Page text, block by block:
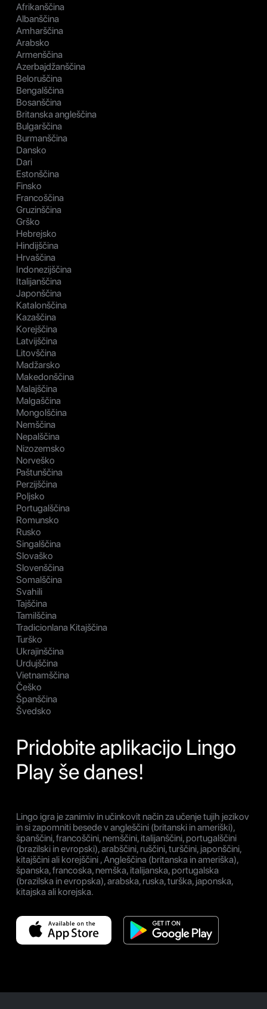
Afrikanščina
Albanščina
Amharščina
Arabsko
Armenščina
Azerbajdžanščina
Beloruščina
Bengalščina
Bosanščina
Britanska angleščina
Bulgarščina
Burmanščina
Dansko
Dari
Estonščina
Finsko
Francoščina
Gruzinščina
Grško
Hebrejsko
Hindijščina
Hrvaščina
Indonezijščina
Italijanščina
Japonščina
Katalonščina
Kazaščina
Korejščina
Latvijščina
Litovščina
Madžarsko
Makedonščina
Malajščina
Malgaščina
Mongolščina
Nemščina
Nepalščina
Nizozemsko
Norveško
Paštunščina
Perzijščina
Poljsko
Portugalščina
Romunsko
Rusko
Singalščina
Slovaško
Slovenščina
Somalščina
Svahili
Tajščina
Tamilščina
Tradicionlana Kitajščina
Turško
Ukrajinščina
Urdujščina
Vietnamščina
Češko
Španščina
Švedsko
Pridobite aplikacijo Lingo
Play še danes!
Lingo igra je zanimiv in učinkovit način za učenje tujih jezikov
in si zapomniti besede v angleščini (britanski in ameriški),
španščini, francoščini, nemščini, italijanščini, portugalščini
(brazilski in evropski), arabščini, ruščini, turščini, japonščini,
kitajščini ali korejščini , Angleščina (britanska in ameriška),
španska, francoska, nemška, italijanska, portugalska
(brazilska in evropska), arabska, ruska, turška, japonska,
kitajska ali korejska.